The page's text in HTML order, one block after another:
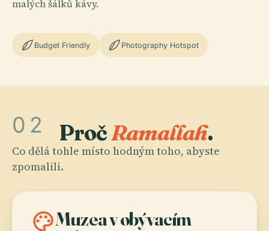
malých šálků kávy.
Budget Friendly Photography Hotspot
02 PročRamallah.
Co dělá tohle místo hodným toho, abyste
zpomalili.
paletteMuzea v obývacím